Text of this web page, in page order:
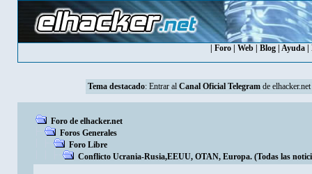
Foro| Web| Blog| Ayuda|
Tema destacado: Entrar al Canal Oficial Telegramde elhacker.net
Foro de elhacker.net
Foros Generales
Foro Libre
Conflicto Ucrania-Rusia,EEUU, OTAN, Europa. (Todas las